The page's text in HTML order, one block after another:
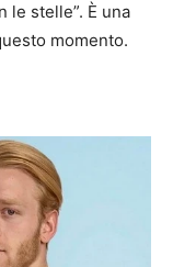
le stelle”. È una
momento.